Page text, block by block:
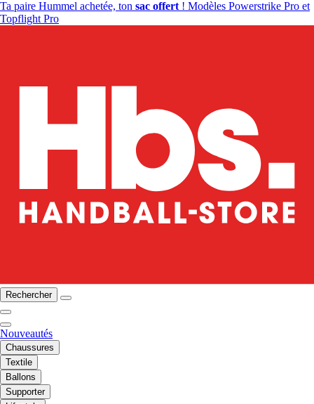
Ta paire Hummel achetée, ton sac offert ! Modèles Powerstrike Pro et
Topflight Pro
Rechercher
Nouveautés
Chaussures
Textile
Ballons
Supporter